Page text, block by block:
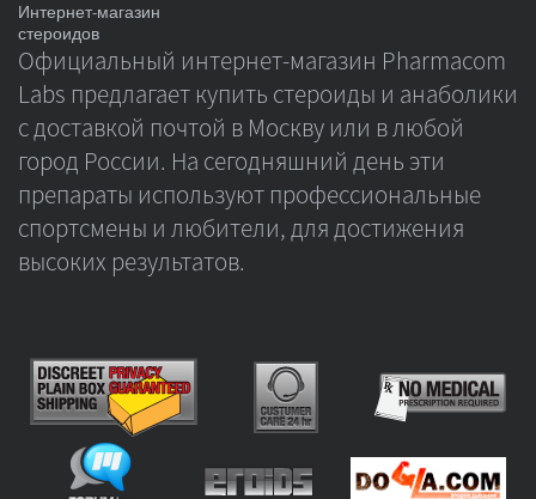
Интернет-магазин
стероидов
Официальный интернет-магазин Pharmacom
Labs предлагает купить стероиды и анаболики
с доставкой почтой в Москву или в любой
город России. На сегодняшний день эти
препараты используют профессиональные
спортсмены и любители, для достижения
высоких результатов.